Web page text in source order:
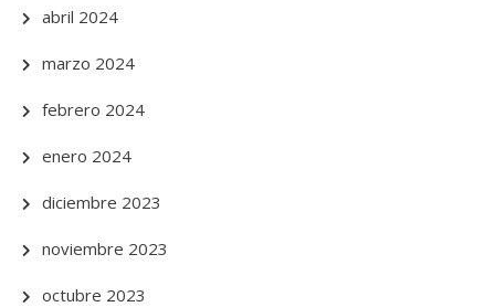
abril 2024
marzo 2024
febrero 2024
enero 2024
diciembre 2023
noviembre 2023
octubre 2023